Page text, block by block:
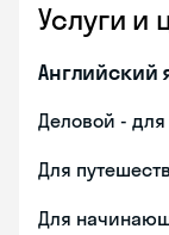
Услуги и
Английский
Деловой - для
Для
Для